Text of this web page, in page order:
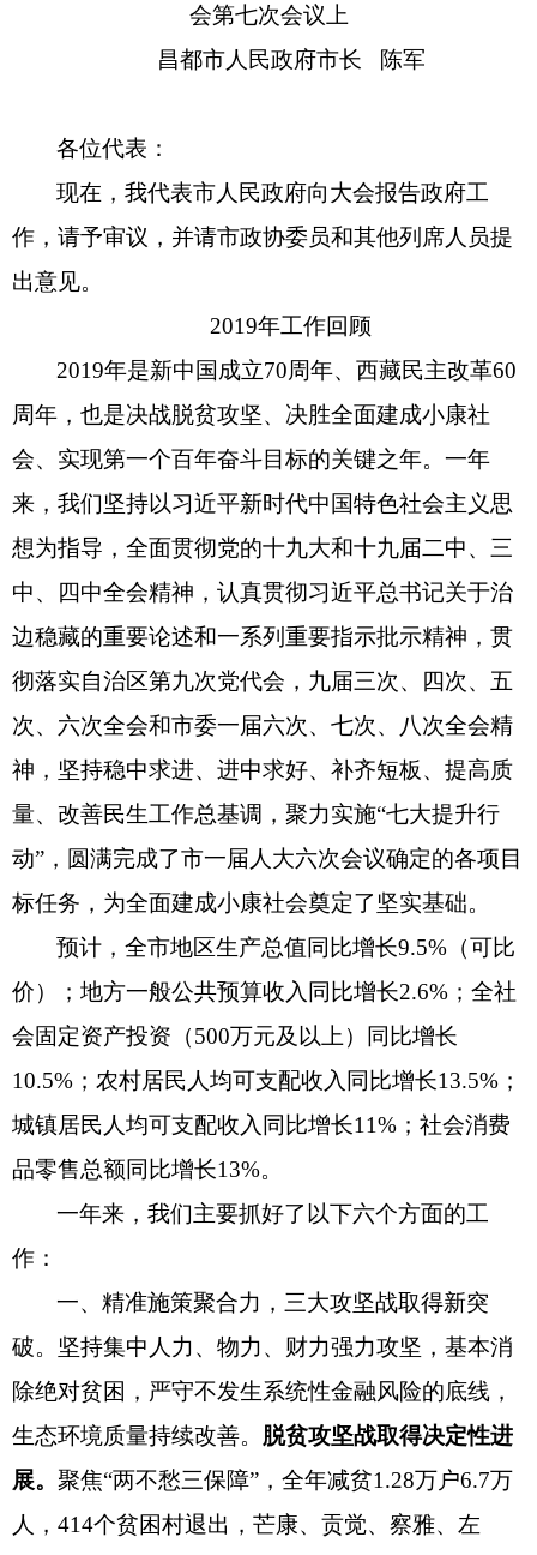
会第七次会议上
昌都市人民政府市长 陈军
各位代表：
现在，我代表市人民政府向大会报告政府工
作，请予审议，并请市政协委员和其他列席人员提
出意见。
2019年工作回顾
2019年是新中国成立70周年、西藏民主改革60
周年，也是决战脱贫攻坚、决胜全面建成小康社
会、实现第一个百年奋斗目标的关键之年。一年
来，我们坚持以习近平新时代中国特色社会主义思
想为指导，全面贯彻党的十九大和十九届二中、三
中、四中全会精神，认真贯彻习近平总书记关于治
边稳藏的重要论述和一系列重要指示批示精神，贯
彻落实自治区第九次党代会，九届三次、四次、五
次、六次全会和市委一届六次、七次、八次全会精
神，坚持稳中求进、进中求好、补齐短板、提高质
量、改善民生工作总基调，聚力实施“七大提升行
动”，圆满完成了市一届人大六次会议确定的各项目
标任务，为全面建成小康社会奠定了坚实基础。
预计，全市地区生产总值同比增长9.5%（可比
价）；地方一般公共预算收入同比增长2.6%；全社
会固定资产投资（500万元及以上）同比增长
10.5%；农村居民人均可支配收入同比增长13.5%；
城镇居民人均可支配收入同比增长11%；社会消费
品零售总额同比增长13%。
一年来，我们主要抓好了以下六个方面的工
作：
一、精准施策聚合力，三大攻坚战取得新突
破。 坚持集中人力、物力、财力强力攻坚，基本消
除绝对贫困， 严守不发生系统性金融风险的底线，
生态环境质量持续改善。 脱贫攻坚战取得决定性进
展。 聚焦“两不愁三保障” ，全年减贫1.28万户6.7万
人，414个贫困村退出，芒康、贡觉、察雅、左